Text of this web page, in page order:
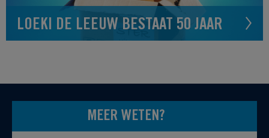
LOEKI DE LEEUW BESTAAT 50 JAAR
MEER WETEN?